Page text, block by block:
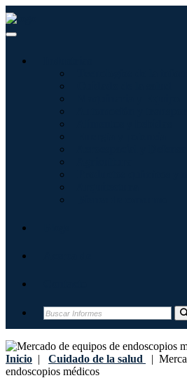
Inicio | Cuidado de la salud |
endoscopios médicos